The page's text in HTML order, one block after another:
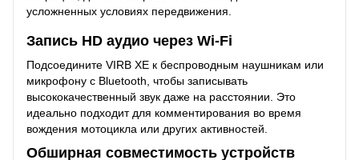
усложненных условиях передвижения.
Запись HD аудио через Wi-Fi
Подсоедините VIRB XE к беспроводным наушникам или
микрофону с Bluetooth, чтобы записывать
высококачественный звук даже на расстоянии. Это
идеально подходит для комментирования во время
вождения мотоцикла или других активностей.
Обширная совместимость устройств